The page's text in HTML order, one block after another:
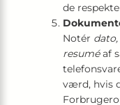
de
Notér
resuméaf
værd, hvis